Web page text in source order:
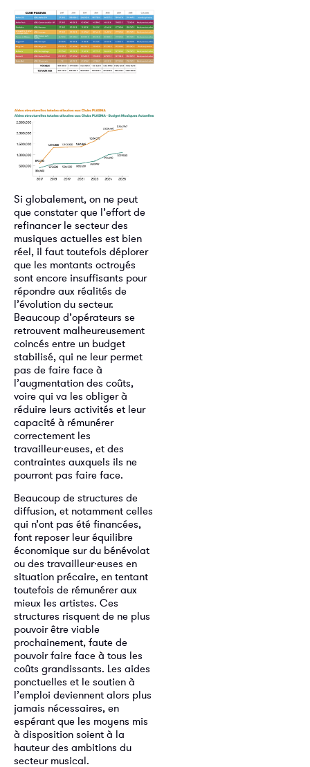
Si globalement, on ne peut
que constater que l’effort de
refinancer le secteur des
musiques actuelles est bien
réel, il faut toutefois déplorer
que les montants octroyés
sont encore insuffisants pour
répondre aux réalités de
l’évolution du secteur.
Beaucoup d’opérateurs se
retrouvent malheureusement
coincés entre un budget
stabilisé, qui ne leur permet
pas de faire face à
l’augmentation des coûts,
voire qui va les obliger à
réduire leurs activités et leur
capacité à rémunérer
correctement les
travailleur·euses, et des
contraintes auxquels ils ne
pourront pas faire face.
Beaucoup de structures de
diffusion, et notamment celles
qui n’ont pas été financées,
font reposer leur équilibre
économique sur du bénévolat
ou des travailleur·euses en
situation précaire, en tentant
toutefois de rémunérer aux
mieux les artistes. Ces
structures risquent de ne plus
pouvoir être viable
prochainement, faute de
pouvoir faire face à tous les
coûts grandissants. Les aides
ponctuelles et le soutien à
l’emploi deviennent alors plus
jamais nécessaires, en
espérant que les moyens mis
à disposition soient à la
hauteur des ambitions du
secteur musical.